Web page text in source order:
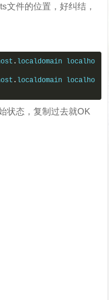
文件的位置，好纠结，
. localdomain localho
. localdomain localho
状态，复制过去就OK